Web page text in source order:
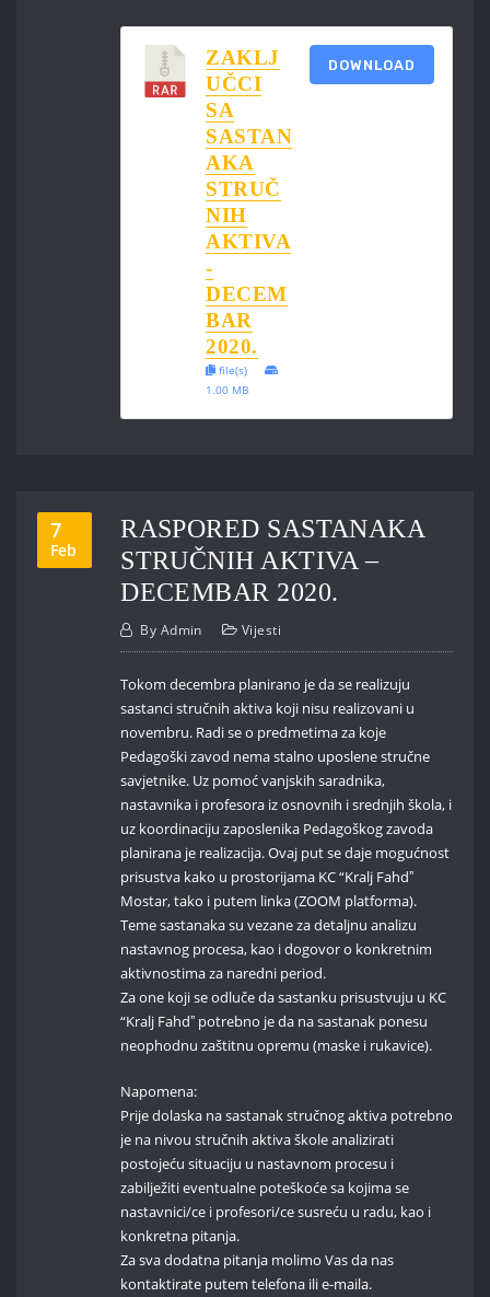
ZAKLJ
UČCI
SA
SASTAN
AKA
STRUČ
NIH
AKTIVA
-
DECEM
BAR
2020.
file(s)
1.00 MB
DOWNLOAD
7
Feb
RASPORED SASTANAKA
STRUČNIH AKTIVA –
DECEMBAR 2020.
By Admin Vijesti
Tokom decembra planirano je da se realizuju
sastanci stručnih aktiva koji nisu realizovani u
novembru. Radi se o predmetima za koje
Pedagoški zavod nema stalno uposlene stručne
savjetnike. Uz pomoć vanjskih saradnika,
nastavnika i profesora iz osnovnih i srednjih škola, i
uz koordinaciju zaposlenika Pedagoškog zavoda
planirana je realizacija. Ovaj put se daje mogućnost
prisustva kako u prostorijama KC “Kralj Fahdˮ
Mostar, tako i putem linka (ZOOM platforma).
Teme sastanaka su vezane za detaljnu analizu
nastavnog procesa, kao i dogovor o konkretnim
aktivnostima za naredni period.
Za one koji se odluče da sastanku prisustvuju u KC
“Kralj Fahdˮ potrebno je da na sastanak ponesu
neophodnu zaštitnu opremu (maske i rukavice).
Napomena:
Prije dolaska na sastanak stručnog aktiva potrebno
je na nivou stručnih aktiva škole analizirati
postojeću situaciju u nastavnom procesu i
zabilježiti eventualne poteškoće sa kojima se
nastavnici/ce i profesori/ce susreću u radu, kao i
konkretna pitanja.
Za sva dodatna pitanja molimo Vas da nas
kontaktirate putem telefona ili e-maila.